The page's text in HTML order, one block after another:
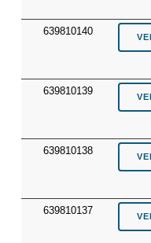
639810140
639810139
639810138
639810137